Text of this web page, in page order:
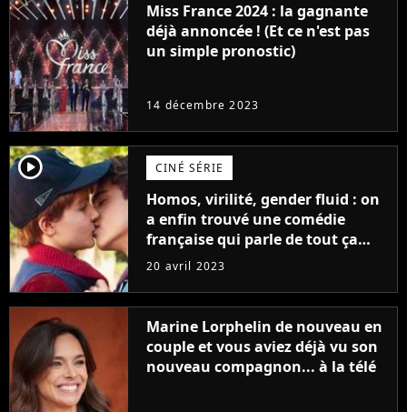
Miss France 2024 : la gagnante
déjà annoncée ! (Et ce n'est pas
un simple pronostic)
14 décembre 2023
player2 CINÉ SÉRIE
Homos, virilité, gender fluid : on
a enfin trouvé une comédie
française qui parle de tout ça
sans être super ringarde
20 avril 2023
Marine Lorphelin de nouveau en
couple et vous aviez déjà vu son
nouveau compagnon... à la télé